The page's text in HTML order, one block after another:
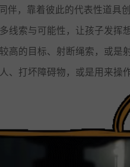
伴，靠着彼此的代表性道具
线索与可能性，让孩子发
高的目标、射断绳索，或是
、打坏障碍物，或是用来操